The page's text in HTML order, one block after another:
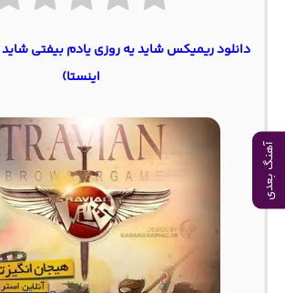
آهنگ بعدی
دانلود ریمیکس شاید یه روزی یادم بیفتی
اینستا)